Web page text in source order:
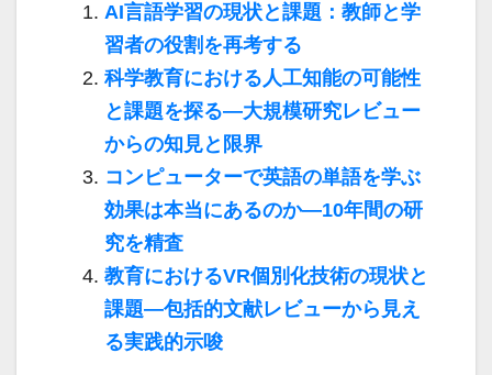
AI言語学習の現状と課題：教師と学
習者の役割を再考する
科学教育における人工知能の可能性
と課題を探る―大規模研究レビュー
からの知見と限界
コンピューターで英語の単語を学ぶ
効果は本当にあるのか―10年間の研
究を精査
教育におけるVR個別化技術の現状と
課題―包括的文献レビューから見え
る実践的示唆